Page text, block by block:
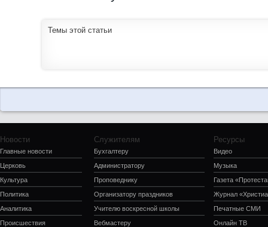
Темы этой статьи
Новости
Главные новости
Церковь
Культура
Политика
Аналитика
Происшествия
Служителям
Бухгалтеру
Администратору
Проповеднику
Организатору праздников
Учителю воскресной школы
Вебмастеру
Ресурсы
Видео
Музыка
Газета
Журнал
Печатные СМИ
Онлайн ТВ